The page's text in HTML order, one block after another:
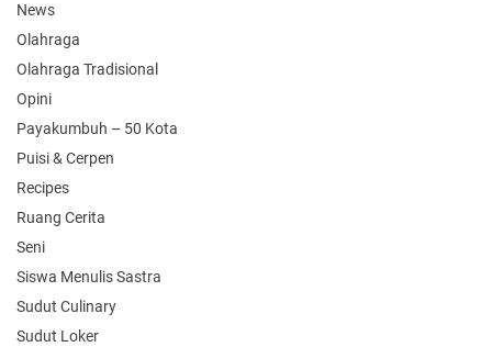
News
Olahraga
Olahraga Tradisional
Opini
Payakumbuh – 50 Kota
Puisi & Cerpen
Recipes
Ruang Cerita
Seni
Siswa Menulis Sastra
Sudut Culinary
Sudut Loker